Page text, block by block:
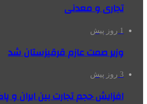
تجاری و معدنی
1 روز پیش
وزیر صمت عازم قرقیزستان شد
3 روز پیش